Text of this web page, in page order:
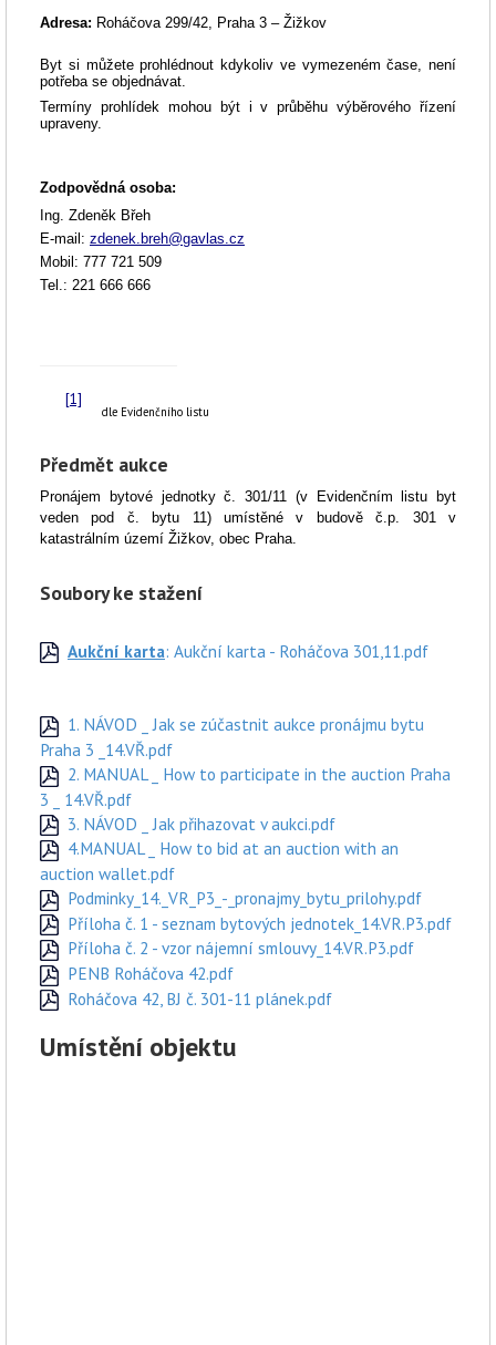
Adresa: Roháčova 299/42 , Praha 3 – Žižkov
Byt si můžete prohlédnout kdykoliv ve vymezeném čase, není
potřeba se objednávat.
Termíny prohlídek mohou být i v průběhu výběrového řízení
upraveny.
Zodpovědná osoba:
Ing. Zdeněk Břeh
E-mail: zdenek.breh@gavlas.cz
Mobil: 777 721 509
Tel.: 221 666 666
[1]
dle Evidenčního listu
Předmět aukce
Pronájem bytové jednotky č. 301/11 (v Evidenčním listu byt
veden pod č. bytu 11) umístěné v
budově č.p. 301 v
katastrálním území Žižkov, obec Praha
Soubory ke stažení
Aukční karta: Aukční karta - Roháčova 301,11.pdf
1. NÁVOD _ Jak se zúčastnit aukce pronájmu bytu
Praha 3 _14.VŘ.pdf
2. MANUAL _ How to participate in the auction Praha
3 _ 14.VŘ.pdf
3. NÁVOD _ Jak přihazovat v aukci.pdf
4.MANUAL _ How to bid at an auction with an
auction wallet.pdf
Podminky_14._VR_P3_-_pronajmy_bytu_prilohy.pdf
Příloha č. 1 - seznam bytových jednotek_14.VR.P3.pdf
Příloha č. 2 - vzor nájemní smlouvy_14.VR.P3.pdf
PENB Roháčova 42.pdf
Roháčova 42, BJ č. 301-11 plánek.pdf
Umístění objektu